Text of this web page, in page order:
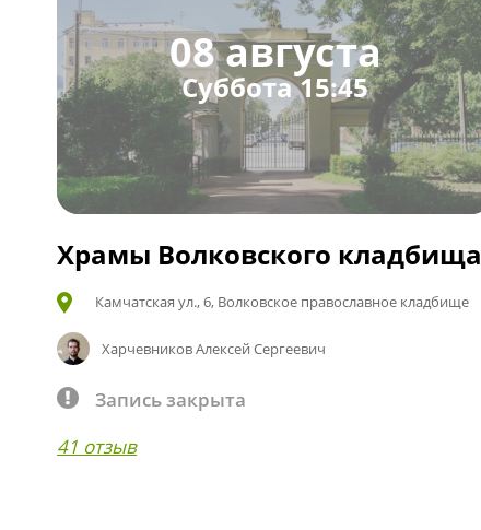
08 августа
Суббота 15:45
Храмы Волковского кладбища
Камчатская ул., 6, Волковское православное кладбище
Харчевников Алексей Сергеевич
Запись закрыта
41 отзыв